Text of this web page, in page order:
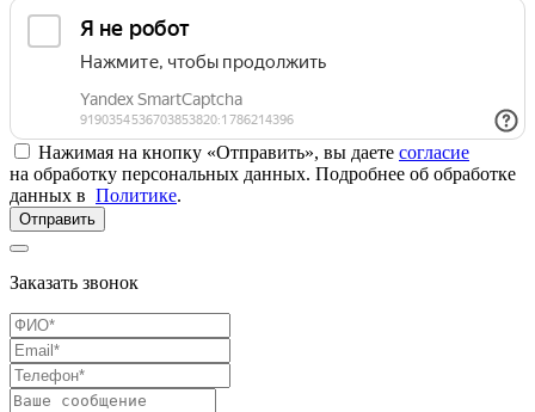
Нажимая на кнопку «Отправить», вы даете согласие
на обработку персональных данных. Подробнее об обработке
данных в Политике.
Отправить
Заказать звонок